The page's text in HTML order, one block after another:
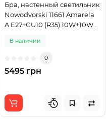
Бра, настенный светильник
Nowodvorski 11661 Amarela
A E27+GU10 (R35) 10W+10W
В наличии
0
5495 грн